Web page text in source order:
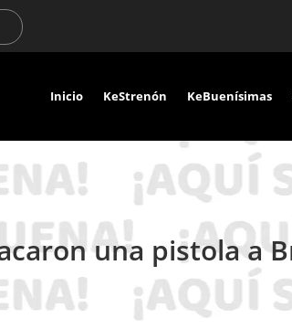
Inicio KeStrenón KeBuenísimas
una pistola a